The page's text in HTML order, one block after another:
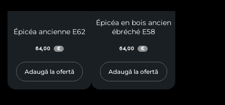
Épicéa ancienne E62
64,00 €
Adaugă la ofertă
Épicéa en bois ancien
ébréché E58
64,00 €
Adaugă la ofertă